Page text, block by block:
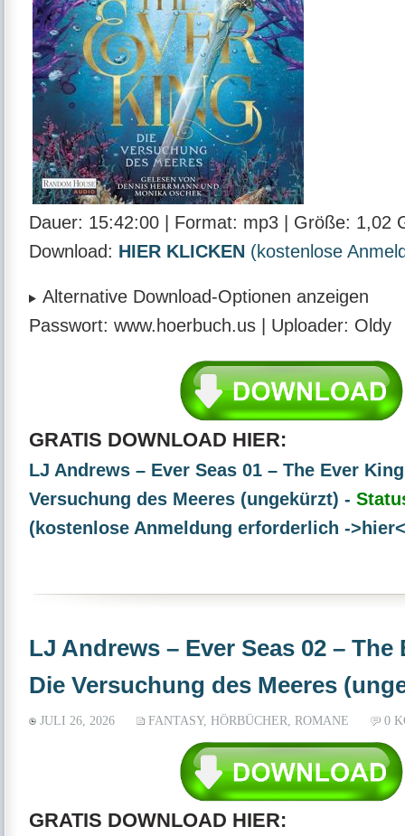
Dauer: 15:42:00 | Format: mp3 | Größe: 1,02
Download: HIER KLICKEN (kostenlose
Alternative Download-Optionen anzeigen
Passwort: www.hoerbuch.us | Uploader: Oldy
GRATIS DOWNLOAD HIER:
LJ Andrews – Ever Seas 01 – The Ever
Versuchung des Meeres (ungekürzt) -
(kostenlose Anmeldung erforderlich -
LJ Andrews – Ever Seas 02 – The
Die Versuchung des Meeres
JULI 26, 2026 FANTASY, HÖRBÜCHER ROMANE 0
GRATIS DOWNLOAD HIER: